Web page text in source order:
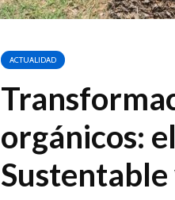
ACTUALIDAD
orgánicos: